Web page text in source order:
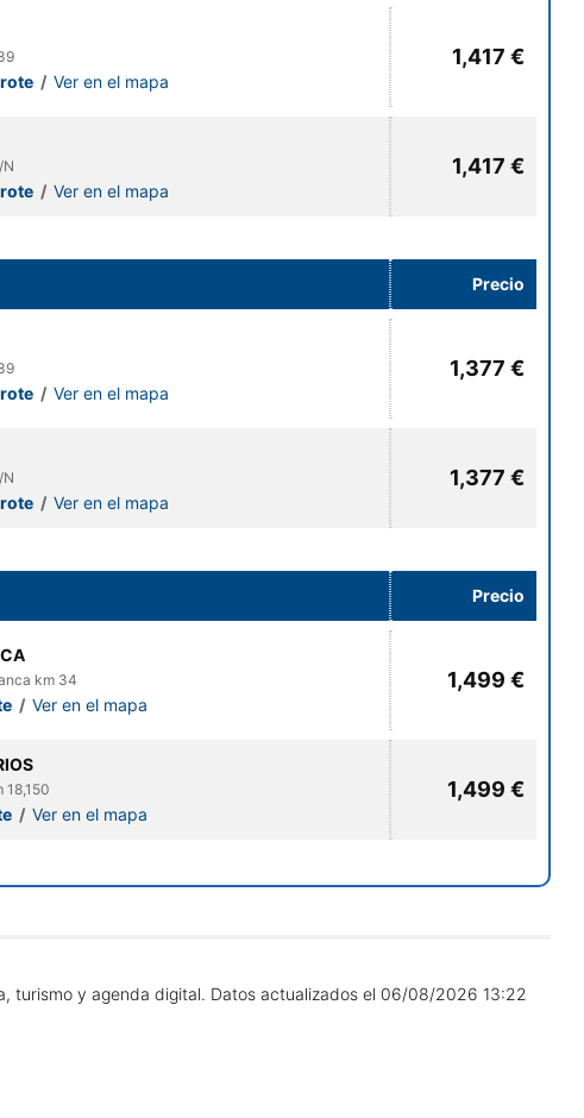
/ Ver en el mapa
1,417 €
N
/ Ver en el mapa
1,417 €
Precio
/ Ver en el mapa
1,377 €
N
/ Ver en el mapa
1,377 €
Precio
km 34
/ Ver en el mapa
1,499 €
18,150
/ Ver en el mapa
1,499 €
turismo y agenda digital. Datos actualizados el 06/08/2026 13:22